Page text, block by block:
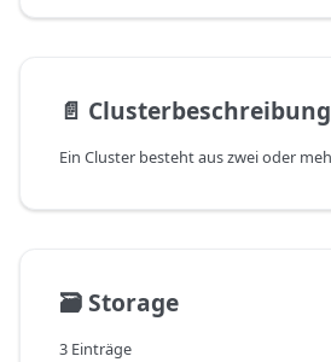
📄️ Clusterbeschreibung
🗃️Storage
3 Einträge